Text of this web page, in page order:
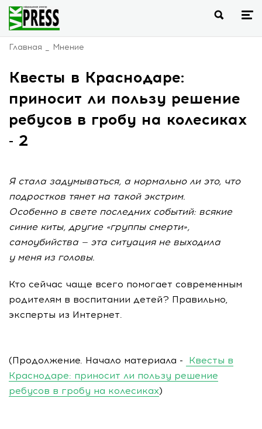
Главная Мнение
Квесты в Краснодаре:
приносит ли пользу решение
ребусов в гробу на колесиках
- 2
Я стала задумываться, а нормально ли это, что
подростков тянет на такой экстрим.
Особенно в свете последних событий: всякие
синие киты, другие «группы смерти»,
самоубийства — эта ситуация не выходила
у меня из головы.
Кто сейчас чаще всего помогает современным
родителям в воспитании детей? Правильно,
эксперты из Интернет.
(Продолжение. Начало материала -
Квесты в
Краснодаре: приносит ли пользу решение
ребусов в гробу на колесиках)